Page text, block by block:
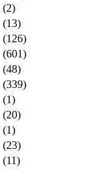
(2)
(13)
(126)
(601)
(48)
(339)
(1)
(20)
(1)
(23)
(11)